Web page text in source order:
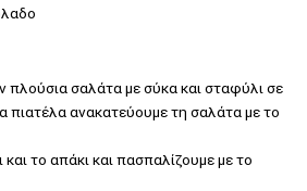
πλούσια σαλάτα με σύκα και σταφύλι σε
πιατέλα ανακατεύουμε τη σαλάτα με το
και το απάκι και πασπαλίζουμε με το